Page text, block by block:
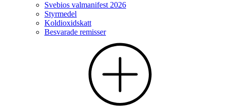
Svebios valmanifest 2026
Styrmedel
Koldioxidskatt
Besvarade remisser